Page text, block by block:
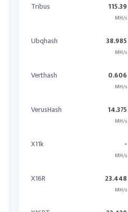
Tribus 115.39
MH/s
Ubqhash 38.985
MH/s
Verthash 0.606
MH/s
VerusHash 14.375
MH/s
X11k -
MH/s
X16R 23.448
MH/s